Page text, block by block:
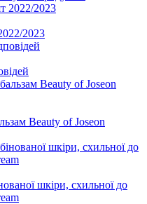
2023
Beauty of Joseon
шкіри, схильної до